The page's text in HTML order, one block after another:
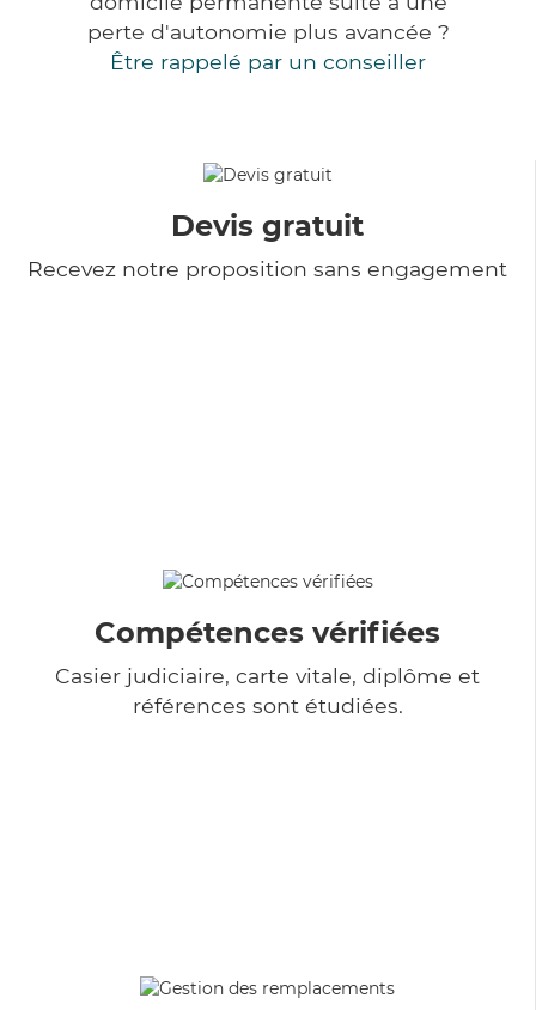
perte d'autonomie plus avancée ?
Être rappelé par un conseiller
Devis gratuit
Recevez notre proposition sans engagement
Compétences vérifiées
Casier judiciaire, carte vitale, diplôme et
références sont étudiées.